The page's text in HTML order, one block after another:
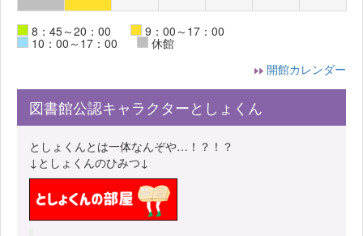
8：45～20：00 9：00～17：00
10：00～17：00
休館
開館カレンダー
図書館公認キャラクターとしょくん
としょくんとは一体なんぞや…！？！？
↓としょくんのひみつ↓